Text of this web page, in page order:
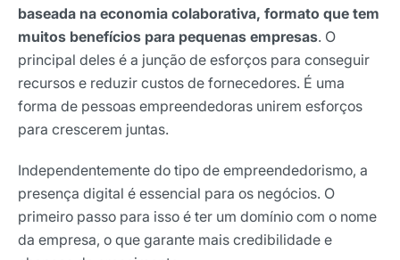
baseada na economia colaborativa, formato que tem
muitos benefícios para pequenas empresas. O
principal deles é a junção de esforços para conseguir
recursos e reduzir custos de fornecedores. É uma
forma de pessoas empreendedoras unirem esforços
para crescerem juntas.
Independentemente do tipo de empreendedorismo, a
presença digital é essencial para os negócios. O
primeiro passo para isso é ter um domínio com o nome
da empresa, o que garante mais credibilidade e